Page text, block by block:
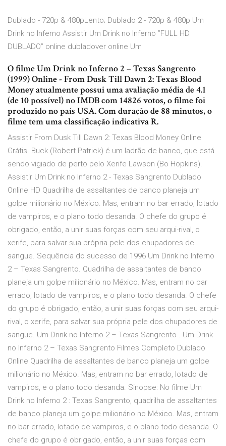
Dublado - 720p & 480pLento; Dublado 2 - 720p & 480p Um
Drink no Inferno Assistir Um Drink no Inferno ”FULL HD
DUBLADO” online dubladover online Um
O filme Um Drink no Inferno 2 – Texas Sangrento
(1999) Online - From Dusk Till Dawn 2: Texas Blood
Money atualmente possui uma avaliação média de 4.1
(de 10 possível) no IMDB com 14826 votos, o filme foi
produzido no país USA. Com duração de 88 minutos, o
filme tem uma classificação indicativa R.
Assistir From Dusk Till Dawn 2: Texas Blood Money Online
Grátis. Buck (Robert Patrick) é um ladrão de banco, que está
sendo vigiado de perto pelo Xerife Lawson (Bo Hopkins).
Assistir Um Drink no Inferno 2 - Texas Sangrento Dublado
Online HD Quadrilha de assaltantes de banco planeja um
golpe milionário no México. Mas, entram no bar errado, lotado
de vampiros, e o plano todo desanda. O chefe do grupo é
obrigado, então, a unir suas forças com seu arqui-rival, o
xerife, para salvar sua própria pele dos chupadores de
sangue. Sequência do sucesso de 1996 Um Drink no Inferno
2 – Texas Sangrento. Quadrilha de assaltantes de banco
planeja um golpe milionário no México. Mas, entram no bar
errado, lotado de vampiros, e o plano todo desanda. O chefe
do grupo é obrigado, então, a unir suas forças com seu arqui-
rival, o xerife, para salvar sua própria pele dos chupadores de
sangue. Um Drink no Inferno 2 – Texas Sangrento . Um Drink
no Inferno 2 – Texas Sangrento Filmes Completo Dublado
Online Quadrilha de assaltantes de banco planeja um golpe
milionário no México. Mas, entram no bar errado, lotado de
vampiros, e o plano todo desanda. Sinopse: No filme Um
Drink no Inferno 2 : Texas Sangrento, quadrilha de assaltantes
de banco planeja um golpe milionário no México. Mas, entram
no bar errado, lotado de vampiros, e o plano todo desanda. O
chefe do grupo é obrigado, então, a unir suas forças com